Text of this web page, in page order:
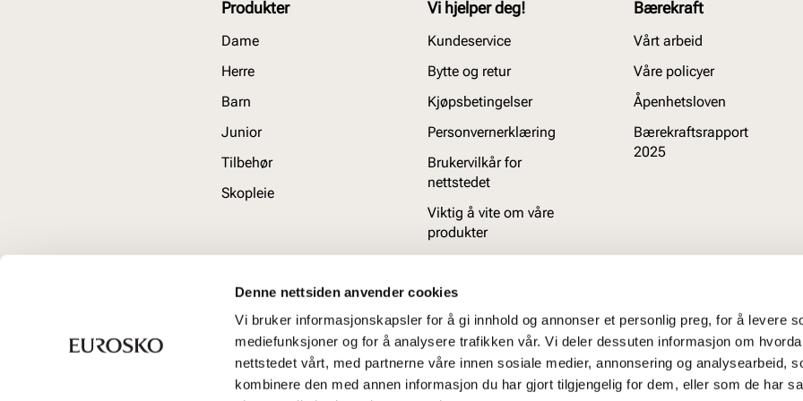
Denne nettsiden anvender cookies
Vi bruker informasjonskapsler for å gi innhold og annonser et personlig preg, for å levere
mediefunksjoner og for å analysere trafikken vår. Vi deler dessuten informasjon om
nettstedet vårt, med partnerne våre innen sosiale medier, annonsering og analysearbeid,
kombinere den med annen informasjon du har gjort tilgjengelig for dem, eller som de har
Produkter
Dame
Herre
Barn
Junior
Tilbehør
Skopleie
Vi hjelper deg!
Kundeservice
Bytte og retur
Kjøpsbetingelser
Personvernerklæring
Brukervilkår for
nettstedet
Viktig å vite om våre
produkter
Bærekraft
Vårt arbeid
Våre policyer
Åpenhetsloven
Bærekraftsrapport
2025